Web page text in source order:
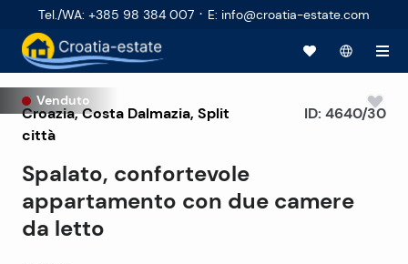
Tel./WA: +385 98 384 007 · E: info@croatia-estate.com
Venduto
Croazia,Costa Dalmazia, Split
città
Spalato, confortevole
appartamento con due camere
da letto
ID: 4640/30